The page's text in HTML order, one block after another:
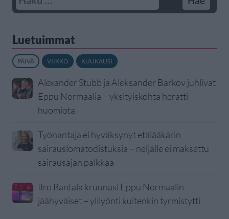
Luetuimmat
PÄIVÄ VIIKKO KUUKAUSI
Alexander Stubb ja Aleksander Barkov juhlivat
Eppu Normaalia – yksityiskohta herätti
huomiota
Työnantaja ei hyväksynyt etälääkärin
sairauslomatodistuksia – neljälle ei maksettu
sairausajan palkkaa
IIro Rantala kruunasi Eppu Normaalin
jäähyväiset – ylilyönti kuitenkin tyrmistytti